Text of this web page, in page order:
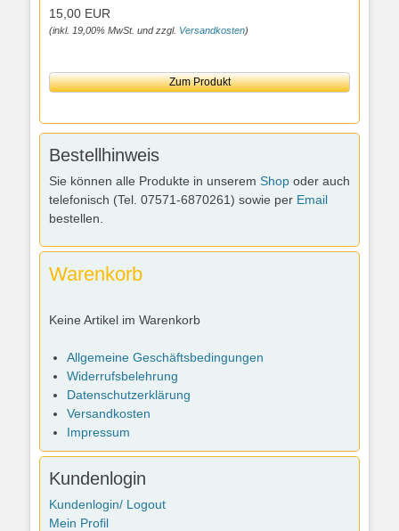
15,00 EUR
(inkl. 19,00% MwSt. und zzgl. Versandkosten)
Zum Produkt
Bestellhinweis
Sie können alle Produkte in unserem Shop oder auch
telefonisch (Tel. 07571-6870261) sowie per Email
bestellen.
Warenkorb
Keine Artikel im Warenkorb
Allgemeine Geschäftsbedingungen
Widerrufsbelehrung
Datenschutzerklärung
Versandkosten
Impressum
Kundenlogin
Kundenlogin/ Logout
Mein Profil